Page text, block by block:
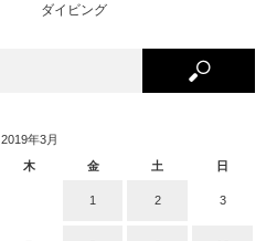
ダイビング
2019年3月
木 金 土 日
1 2 3